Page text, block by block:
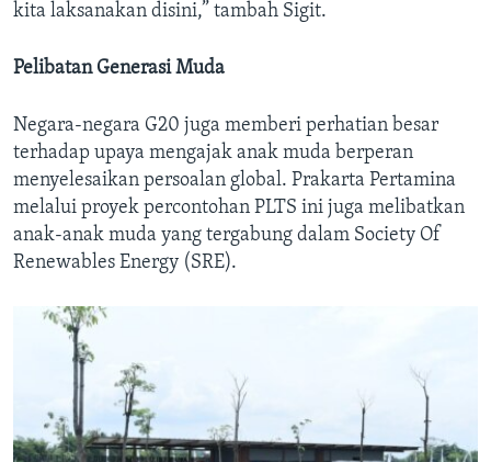
kita laksanakan disini,” tambah Sigit.
Pelibatan Generasi Muda
Negara-negara G20 juga memberi perhatian besar
terhadap upaya mengajak anak muda berperan
menyelesaikan persoalan global. Prakarta Pertamina
melalui proyek percontohan PLTS ini juga melibatkan
anak-anak muda yang tergabung dalam Society Of
Renewables Energy (SRE).